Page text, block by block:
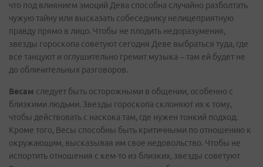
что под влиянием эмоций Дева способна случайно разболтать
чужую тайну или высказать собеседнику нелицеприятную
правду прямо в лицо. Чтобы не плодить недоразумения,
звезды гороскопа советуют сегодня Деве выбраться туда, где
все танцуют и оглушительно гремит музыка – там ей будет не
до обличительных разговоров.
Весам следует быть осторожными в общении, особенно с
близкими людьми. Звезды гороскопа склоняют их к тому,
чтобы действовать с наскока там, где нужен тонкий подход.
Кроме того, Весы способны быть критичными по отношению к
окружающим, высказывая им свое недовольство. Чтобы не
испортить отношения с кем-то из близких, звезды советуют